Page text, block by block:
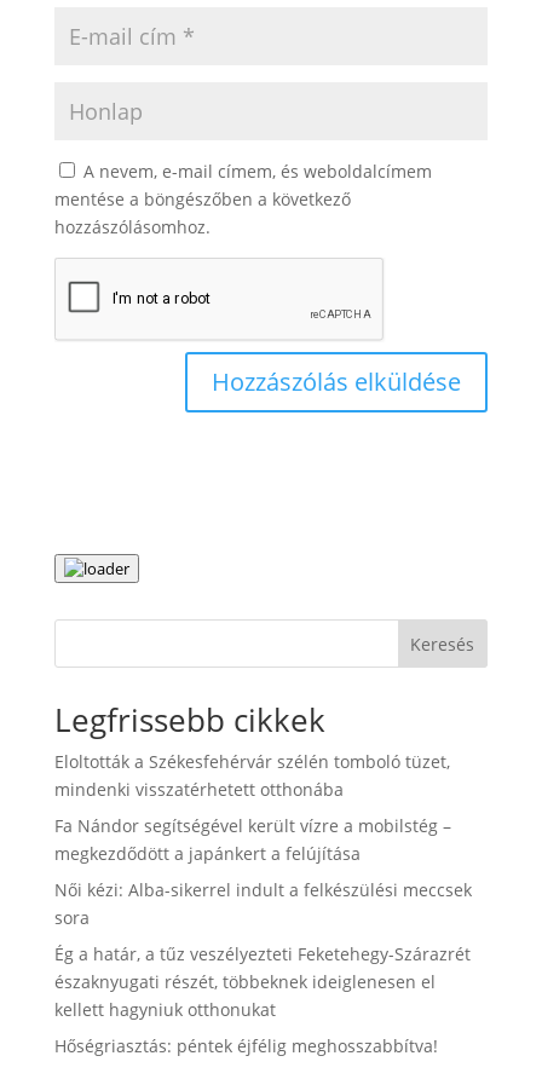
A nevem, e-mail címem, és weboldalcímem
mentése a böngészőben a következő
hozzászólásomhoz.
Keresés
Legfrissebb cikkek
Eloltották a Székesfehérvár szélén tomboló tüzet,
mindenki visszatérhetett otthonába
Fa Nándor segítségével került vízre a mobilstég –
megkezdődött a japánkert a felújítása
Női kézi: Alba-sikerrel indult a felkészülési meccsek
sora
Ég a határ, a tűz veszélyezteti Feketehegy-Szárazrét
északnyugati részét, többeknek ideiglenesen el
kellett hagyniuk otthonukat
Hőségriasztás: péntek éjfélig meghosszabbítva!